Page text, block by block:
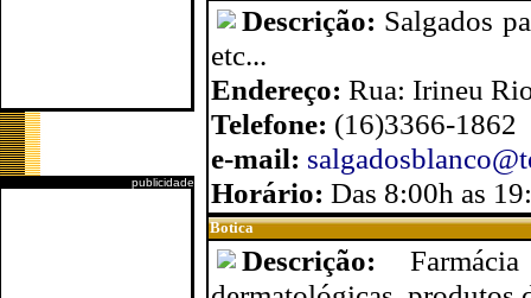
publicidade
Descrição: Salgados
etc...
Endereço: Rua: Irineu
Telefone: (16)3366-1862
e-mail:
Horário: Das 8:00h as
Botica
Descrição: